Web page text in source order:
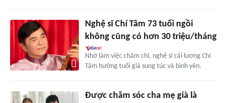
Nghệ sĩ Chí Tâm 73 tuổi ngồi
không cũng có hơn 30 triệu/tháng
Nhờ làm việc chăm chỉ, nghệ sĩ cải lương Chí
Tâm hưởng tuổi già sung túc và bình yên.
Được chăm sóc cha mẹ già là